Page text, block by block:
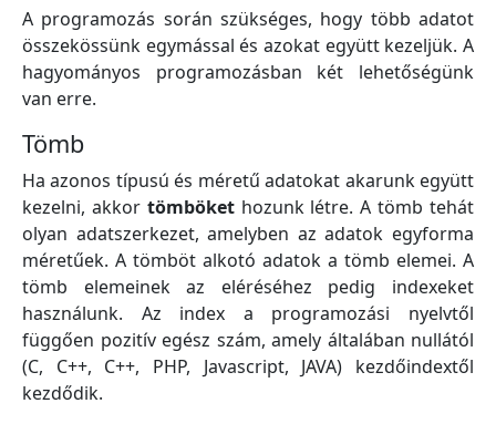
A programozás során szükséges, hogy több adatot
összekössünk egymással és azokat együtt kezeljük. A
hagyományos programozásban két lehetőségünk
van erre.
Tömb
Ha azonos típusú és méretű adatokat akarunk együtt
kezelni, akkor tömbökethozunk létre. A tömb tehát
olyan adatszerkezet, amelyben az adatok egyforma
méretűek. A tömböt alkotó adatok a tömb elemei. A
tömb elemeinek az eléréséhez pedig indexeket
használunk. Az index a programozási nyelvtől
függően pozitív egész szám, amely általában nullától
(C, C++, C++, PHP, Javascript, JAVA) kezdőindextől
kezdődik.